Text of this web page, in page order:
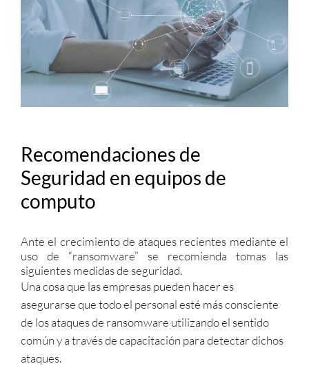
Recomendaciones de
Seguridad en equipos de
computo
Ante el crecimiento de ataques recientes mediante el
uso de “ransomware” se recomienda tomas las
siguientes medidas de seguridad.
Una cosa que las empresas pueden hacer es
asegurarse que todo el personal esté más consciente
de los ataques de ransomware utilizando el sentido
común y a través de capacitación para detectar dichos
ataques.